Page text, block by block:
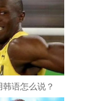
韩语怎么说？